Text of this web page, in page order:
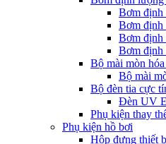
Bơm định
Bơm định
Bơm định
Bơm
Bộ mài mòn
Bộ mài
Bộ đèn tia cực
Đèn UV
Phụ kiện thay
Phụ kiện hồ bơi
Hộp đựng thiết